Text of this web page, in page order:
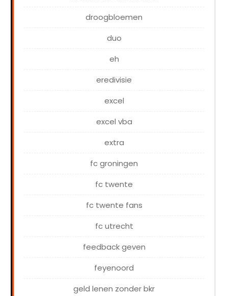
droogbloemen
duo
eh
eredivisie
excel
excel vba
extra
fc groningen
fc twente
fc twente fans
fc utrecht
feedback geven
feyenoord
geld lenen zonder bkr